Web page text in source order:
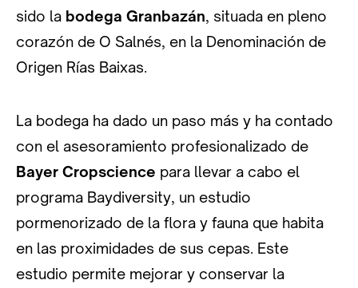
sido la bodega Granbazán, situada en pleno
corazón de O Salnés, en la Denominación de
Origen Rías Baixas.
La bodega ha dado un paso más y ha contado
con el asesoramiento profesionalizado de
Bayer Cropscience para llevar a cabo el
programa Baydiversity, un estudio
pormenorizado de la flora y fauna que habita
en las proximidades de sus cepas. Este
estudio permite mejorar y conservar la